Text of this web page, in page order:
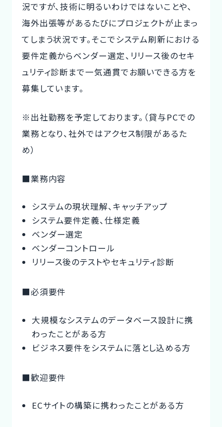
況ですが、技術に明るいわけではないことや、
海外出張等があるたびにプロジェクトが止まっ
てしまう状況です。そこでシステム刷新における
要件定義からベンダー選定、リリース後のセキ
ュリティ診断まで一気通貫でお願いできる方を
募集しています。
※出社勤務を予定しております。（貸与PCでの
業務となり、社外ではアクセス制限があるた
め）
■業務内容
システムの現状理解、キャッチアップ
システム要件定義、仕様定義
ベンダー選定
ベンダーコントロール
リリース後のテストやセキュリティ診断
■必須要件
大規模なシステムのデータベース設計に携
わったことがある方
ビジネス要件をシステムに落とし込める方
■歓迎要件
ECサイトの構築に携わったことがある方